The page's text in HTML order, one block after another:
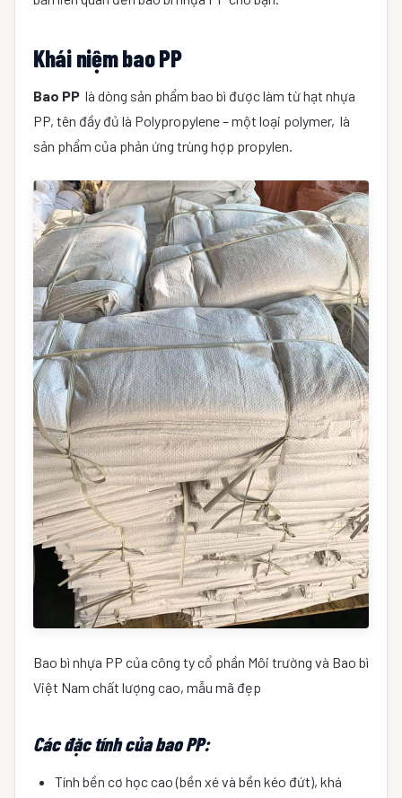
Khái niệm bao PP
Bao PP là dòng sản phẩm bao bì được làm từ hạt nhựa
PP, tên đầy đủ là Polypropylene – một loại polymer, là
sản phẩm của phản ứng trùng hợp propylen.
Bao bì nhựa PP của công ty cổ phần Môi trường và Bao bì
Việt Nam chất lượng cao, mẫu mã đẹp
Các đặc tính của bao PP:
Tính bền cơ học cao (bền xé và bền kéo đứt), khá